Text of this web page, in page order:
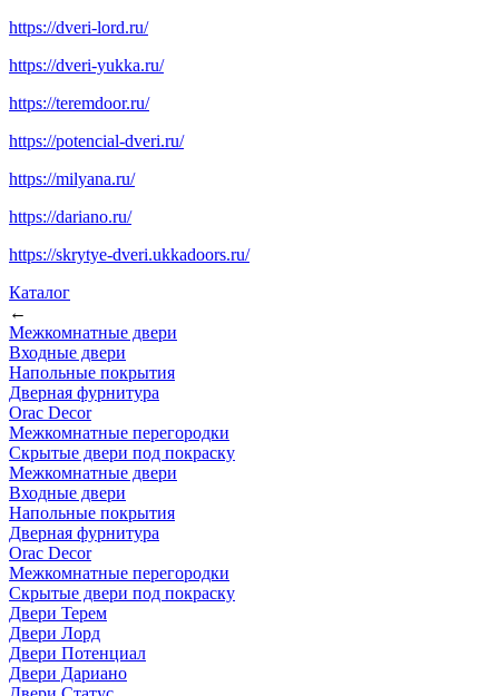
https://dveri-lord.ru/
https://dveri-yukka.ru/
https://teremdoor.ru/
https://potencial-dveri.ru/
https://milyana.ru/
https://dariano.ru/
https://skrytye-dveri.ukkadoors.ru/
Каталог
←
Межкомнатные двери
Входные двери
Напольные покрытия
Дверная фурнитура
Orac Decor
Межкомнатные перегородки
Скрытые двери под покраскy
Межкомнатные двери
Входные двери
Напольные покрытия
Дверная фурнитура
Orac Decor
Межкомнатные перегородки
Скрытые двери под покраскy
Двери Терем
Двери Лорд
Двери Потенциал
Двери Дариано